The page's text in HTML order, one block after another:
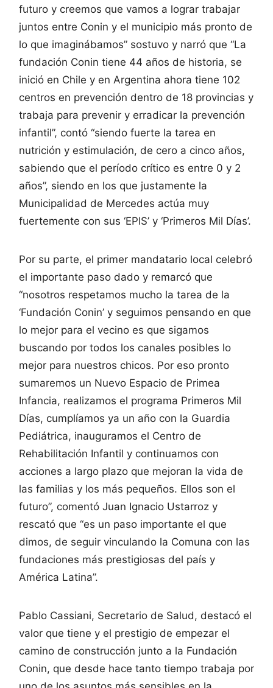
futuro y creemos que vamos a lograr trabajar
juntos entre Conin y el municipio más pronto de
lo que imaginábamos” sostuvo y narró que “La
fundación Conin tiene 44 años de historia, se
inició en Chile y en Argentina ahora tiene 102
centros en prevención dentro de 18 provincias y
trabaja para prevenir y erradicar la prevención
infantil”, contó “siendo fuerte la tarea en
nutrición y estimulación, de cero a cinco años,
sabiendo que el período crítico es entre 0 y 2
años”, siendo en los que justamente la
Municipalidad de Mercedes actúa muy
fuertemente con sus ‘EPIS’ y ‘Primeros Mil Días’.
Por su parte, el primer mandatario local celebró
el importante paso dado y remarcó que
“nosotros respetamos mucho la tarea de la
‘Fundación Conin’ y seguimos pensando en que
lo mejor para el vecino es que sigamos
buscando por todos los canales posibles lo
mejor para nuestros chicos. Por eso pronto
sumaremos un Nuevo Espacio de Primea
Infancia, realizamos el programa Primeros Mil
Días, cumplíamos ya un año con la Guardia
Pediátrica, inauguramos el Centro de
Rehabilitación Infantil y continuamos con
acciones a largo plazo que mejoran la vida de
las familias y los más pequeños. Ellos son el
futuro”, comentó Juan Ignacio Ustarroz y
rescató que “es un paso importante el que
dimos, de seguir vinculando la Comuna con las
fundaciones más prestigiosas del país y
América Latina”.
Pablo Cassiani, Secretario de Salud, destacó el
valor que tiene y el prestigio de empezar el
camino de construcción junto a la Fundación
Conin, que desde hace tanto tiempo trabaja por